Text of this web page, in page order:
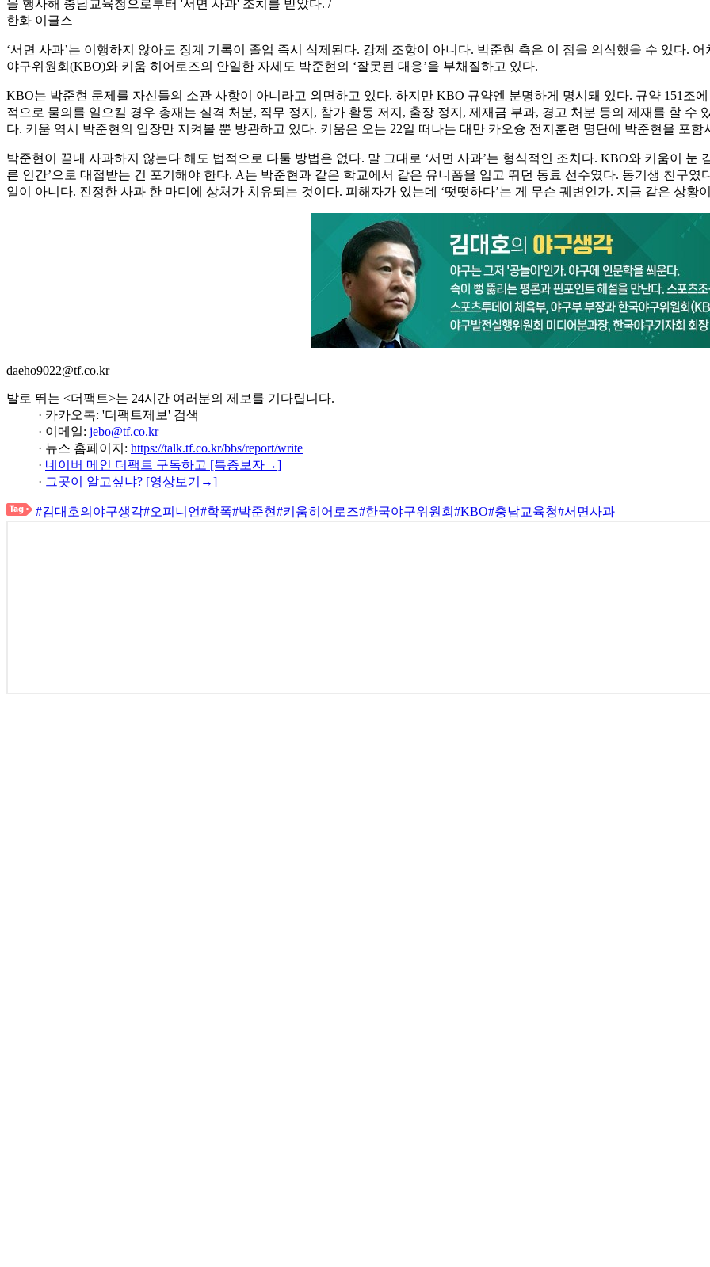
을 행사해 충남교육청으로부터 '서면 사과' 조치를 받았다. /
한화 이글스
‘서면 사과’는 이행하지 않아도 징계 기록이 졸업 즉시 삭제된다. 강제 조항이 아니다. 박준현 측은 이 점을 의식했을 수 있다.
야구위원회(KBO)와 키움 히어로즈의 안일한 자세도 박준현의 ‘잘못된 대응’을 부채질하고 있다.
KBO는 박준현 문제를 자신들의 소관 사항이 아니라고 외면하고 있다. 하지만 KBO 규약엔 분명하게 명시돼 있다. 규약 151조
적으로 물의를 일으킬 경우 총재는 실격 처분, 직무 정지, 참가 활동 저지, 출장 정지, 제재금 부과, 경고 처분 등의 제재를 할 수
다. 키움 역시 박준현의 입장만 지켜볼 뿐 방관하고 있다. 키움은 오는 22일 떠나는 대만 카오슝 전지훈련 명단에 박준현을 포
박준현이 끝내 사과하지 않는다 해도 법적으로 다툴 방법은 없다. 말 그대로 ‘서면 사과’는 형식적인 조치다. KBO와 키움이 눈
른 인간’으로 대접받는 건 포기해야 한다. A는 박준현과 같은 학교에서 같은 유니폼을 입고 뛰던 동료 선수였다. 동기생 친구
일이 아니다. 진정한 사과 한 마디에 상처가 치유되는 것이다. 피해자가 있는데 ‘떳떳하다’는 게 무슨 궤변인가. 지금 같은 상황
daeho9022@tf.co.kr
발로 뛰는 <더팩트>는 24시간 여러분의 제보를 기다립니다.
· 카카오톡: '더팩트제보' 검색
· 이메일: jebo@tf.co.kr
· 뉴스 홈페이지: https://talk.tf.co.kr/bbs/report/write
· 네이버 메인 더팩트 구독하고 [특종보자→]
· 그곳이 알고싶냐? [영상보기→]
#김대호의야구생각#오피니언#학폭#박준현#키움히어로즈#한국야구위원회 #KBO#충남교육청#서면사과